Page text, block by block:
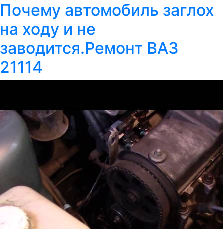
Почему автомобиль заглох
на ходу и не
заводится.Ремонт ВАЗ
21114